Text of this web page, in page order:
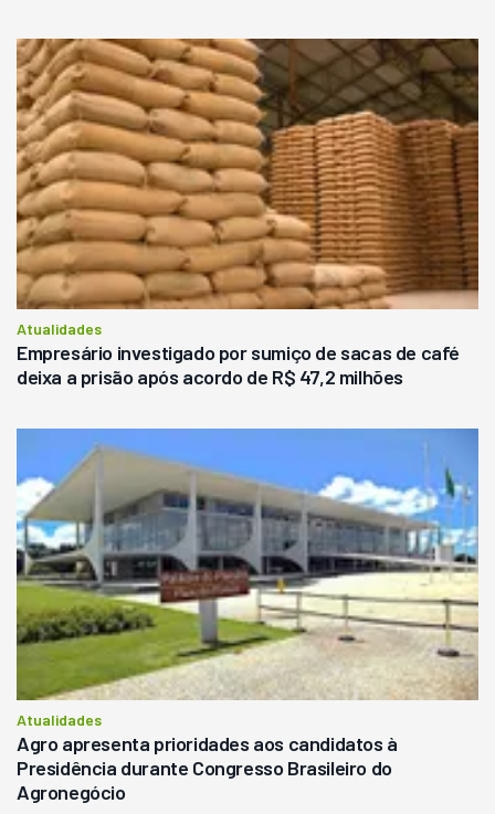
Atualidades
Empresário investigado por sumiço de sacas de café
deixa a prisão após acordo de R$ 47,2 milhões
Atualidades
Agro apresenta prioridades aos candidatos à
Presidência durante Congresso Brasileiro do
Agronegócio